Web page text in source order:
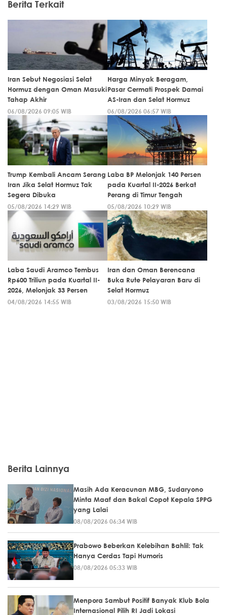
Berita Terkait
Iran Sebut Negosiasi Selat
Hormuz dengan Oman Masuki
Tahap Akhir
06/08/2026 09:05 WIB
Harga Minyak Beragam,
Pasar Cermati Prospek Damai
AS-Iran dan Selat Hormuz
06/08/2026 06:57 WIB
Trump Kembali Ancam Serang
Iran Jika Selat Hormuz Tak
Segera Dibuka
05/08/2026 14:29 WIB
Laba BP Melonjak 140 Persen
pada Kuartal II-2026 Berkat
Perang di Timur Tengah
05/08/2026 10:29 WIB
Laba Saudi Aramco Tembus
Rp600 Triliun pada Kuartal II-
2026, Melonjak 33 Persen
04/08/2026 14:55 WIB
Iran dan Oman Berencana
Buka Rute Pelayaran Baru di
Selat Hormuz
03/08/2026 15:50 WIB
Berita Lainnya
Masih Ada Keracunan MBG, Sudaryono
Minta Maaf dan Bakal Copot Kepala SPPG
yang Lalai
08/08/2026 06:34 WIB
Prabowo Beberkan Kelebihan Bahlil: Tak
Hanya Cerdas Tapi Humoris
08/08/2026 05:33 WIB
Menpora Sambut Positif Banyak Klub Bola
Internasional Pilih RI Jadi Lokasi